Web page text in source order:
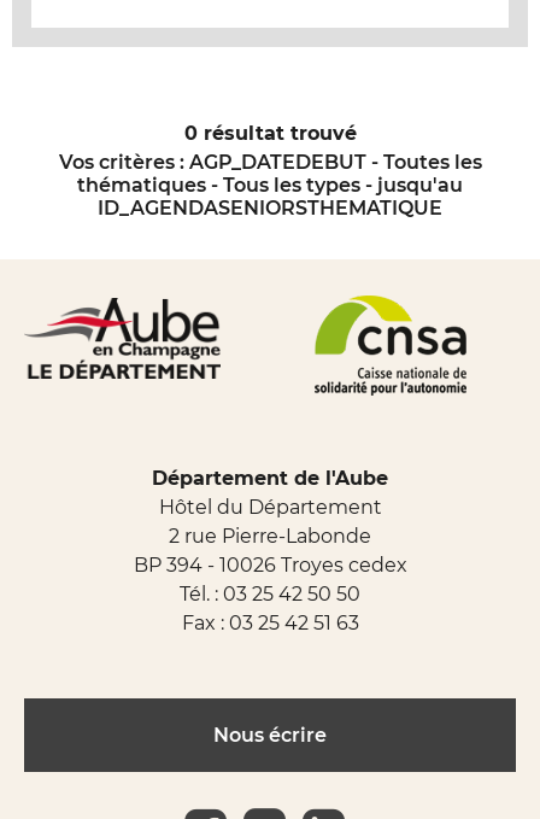
0 résultat trouvé
Vos critères : AGP_DATEDEBUT - Toutes les
thématiques - Tous les types - jusqu'au
ID_AGENDASENIORSTHEMATIQUE
Département de l'Aube
Hôtel du Département
2 rue Pierre-Labonde
BP 394 - 10026 Troyes cedex
Tél. : 03 25 42 50 50
Fax : 03 25 42 51 63
Nous écrire